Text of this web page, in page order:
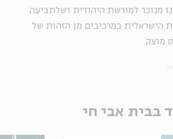
מנוכר למורשת היהודית ושלתביעה
הישראלית במרכיבים מן הזהות של
מוצק.
בבית אבי חי